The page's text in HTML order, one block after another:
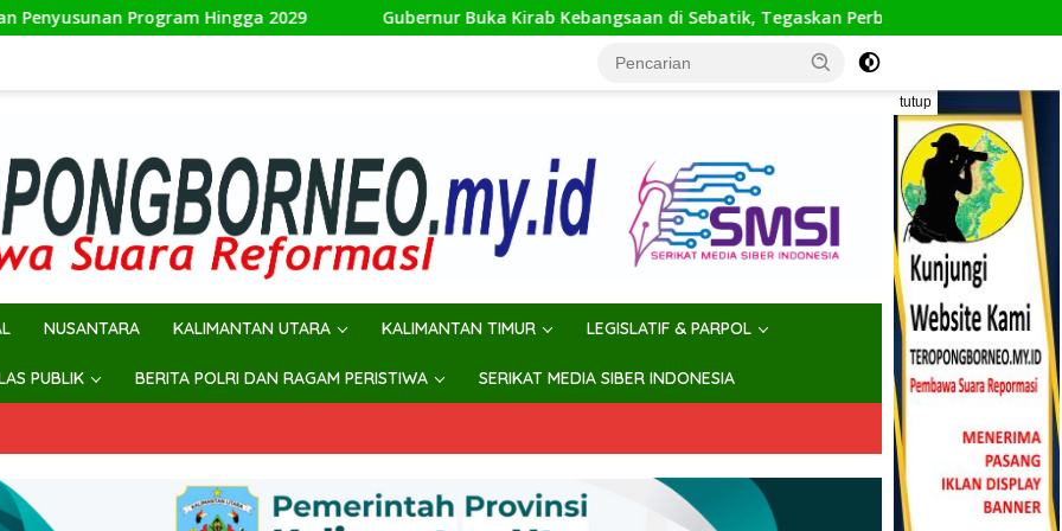
Hingga 2029 Gubernur Buka Kirab Kebangsaan di Sebatik, Tegaskan Perbatasan Wajah Terdepan Indonesia
tutup
NUSANTARA KALIMANTAN UTARA KALIMANTAN TIMUR LEGISLATIF & PARPOL
PUBLIK BERITA POLRI DAN RAGAM PERISTIWA SERIKAT MEDIA SIBER INDONESIA